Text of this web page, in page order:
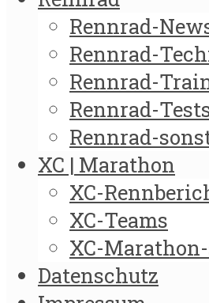
Rennrad-
Rennrad-
Rennrad-
Rennrad-
Rennrad-
XC | Marathon
XC-
XC-Teams
XC-
Datenschutz